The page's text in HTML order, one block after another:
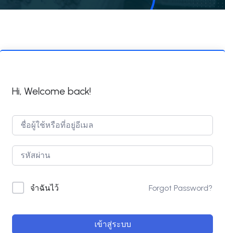
Hi, Welcome back!
จำฉันไว้ Forgot Password?
เข้าสู่ระบบ